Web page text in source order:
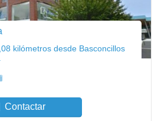
kilómetros desde Basconcillos
Contactar